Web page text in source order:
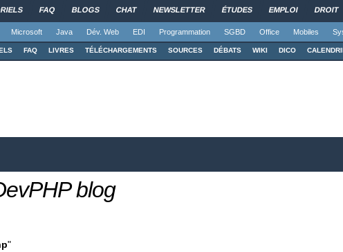
FAQ BLOGS CHAT NEWSLETTER ÉTUDES EMPLOI DROIT
Microsoft Java Dév. Web EDI Programmation SGBD Office Mobiles
FAQ LIVRES TÉLÉCHARGEMENTS SOURCES DÉBATS WIKI DICO
blog
"